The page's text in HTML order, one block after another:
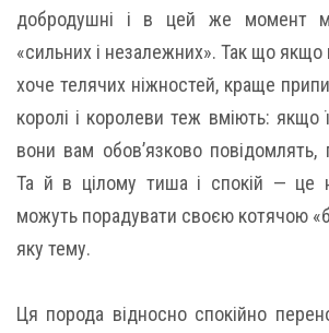
добродушні і в цей же момент
«сильних і незалежних». Так що якщо
хоче телячих ніжностей, краще
королі і королеви теж вміють: якщо
вони вам обов’язково повідомлять,
Та й в цілому тиша і спокій — це
можуть порадувати своєю котячою
яку тему.
Ця порода відносно спокійно